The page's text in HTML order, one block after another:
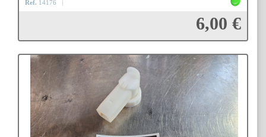
Ref. 14176
6,00 €
Añadir a la cesta